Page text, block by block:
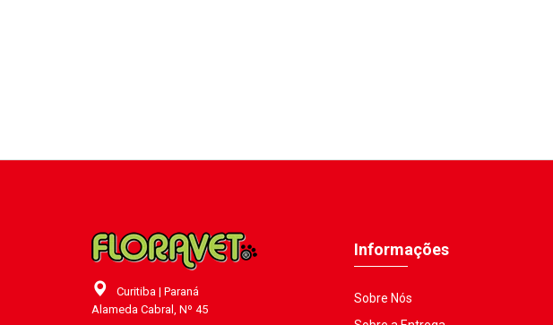
Curitiba | Paraná
Alameda Cabral, Nº 45
Informações
Sobre Nós